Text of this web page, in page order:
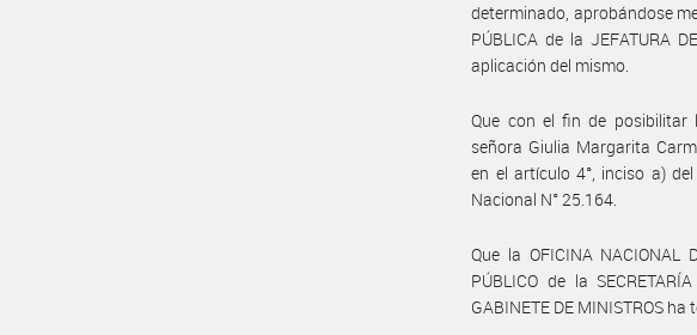
determinado, aprobándose
PÚBLICA de la JEFATURA
aplicación del mismo.
Que con el fin de posibilitar
señora Giulia Margarita
en el artículo 4°, inciso a)
Nacional N° 25.164.
Que la OFICINA NACIONAL
PÚBLICO de la
GABINETE DE MINISTROS